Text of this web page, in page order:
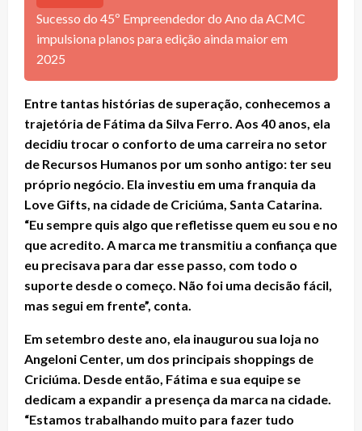
Sucesso do 45º Empreendedor do Ano da ACMC
impulsiona planos para edição ainda maior em
2025
Entre tantas histórias de superação, conhecemos a
trajetória de Fátima da Silva Ferro. Aos 40 anos, ela
decidiu trocar o conforto de uma carreira no setor
de Recursos Humanos por um sonho antigo: ter seu
próprio negócio. Ela investiu em uma franquia da
Love Gifts, na cidade de Criciúma, Santa Catarina.
“Eu sempre quis algo que refletisse quem eu sou e no
que acredito. A marca me transmitiu a confiança que
eu precisava para dar esse passo, com todo o
suporte desde o começo. Não foi uma decisão fácil,
mas segui em frente”, conta.
Em setembro deste ano, ela inaugurou sua loja no
Angeloni Center, um dos principais shoppings de
Criciúma. Desde então, Fátima e sua equipe se
dedicam a expandir a presença da marca na cidade.
“Estamos trabalhando muito para fazer tudo